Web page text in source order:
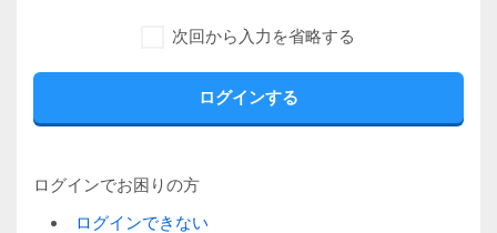
次回から入力を省略する
ログインでお困りの方
ログインできない